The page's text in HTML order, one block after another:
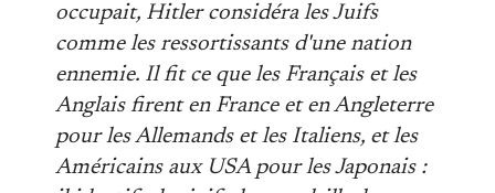
occupait, Hitler considéra les Juifs
comme les ressortissants d'une nation
ennemie. Il fit ce que les Français et les
Anglais firent en France et en Angleterre
pour les Allemands et les Italiens, et les
Américains aux USA pour les Japonais :